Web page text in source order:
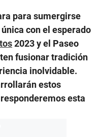
para sumergirse
con el esperado
2023 y el Paseo
fusionar tradición
inolvidable.
estos
esta